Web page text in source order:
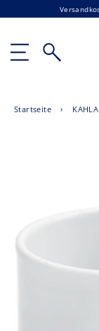
Inhalt
Startseite ›